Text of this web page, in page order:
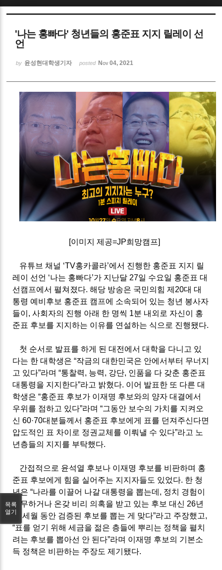
'나는 홍빠다' 청년들의 홍준표 지지 릴레이 선
언
by 윤성현대학생기자 posted Nov 04, 2021
[이미지 제공=JP희망캠프]
유튜브 채널 ‘TV홍카콜라’에서 진행한 홍준표 지지 릴
레이 선언 ‘나는 홍빠다’가 지난달 27일 수요일 홍준표 대
선캠프에서 펼쳐졌다.해당 방송은 국민의힘 제 20대 대
통령 예비후보 홍준표 캠프에 소속되어 있는 청년 봉사자
들이 ,사회자의 진행 아래 한 명씩 1분 내외로 자신이 홍
준표 후보를 지지하는 이유를 연설하는 식으로 진행됐다.
첫 순서로 발표를 하게 된 대전에서 대학을 다니고 있
다는 한 대학생은“작금의 대한민국은 안에서부터 무너지
고 있다”라며“통찰력, 능력, 강단, 인품을 다 갖춘 홍준표
대통령을 지지한다”라고 밝혔다. 이어 발표한 또 다른 대
학생은“홍준표 후보가 이재명 후보와의 양자 대결에서
우위를 점하고 있다”라며“그동안 보수의 가치를 지켜오
신 60·70대분들께서 홍준표 후보에게 표를 던져주신다면
압도적인 표 차이로 정권교체를 이뤄낼 수 있다”라고 노
년층들의 지지를 부탁했다.
간접적으로 윤석열 후보나 이재명 후보를 비판하며 홍
준표 후보에게 힘을 실어주는 지지자들도 있었다. 한 청
년은“나라를 이끌어 나갈 대통령을 뽑는데 , 정치 경험이
전무하거나 온갖 비리 의혹을 받고 있는 후보 대신 26년
의 세월 동안 검증된 후보를 뽑는 게 맞다”라고 주장했고,
“표를 얻기 위해 세금을 젊은 층들에 뿌리는 정책을 펼치
려는 후보를 뽑아선 안 된다”라며 이재명 후보의 기본소
득 정책은 비판하는 주장도 제기됐다.
목록
열기
Sketchbook5, 스케치북5
Sketchbook5, 스케치북5